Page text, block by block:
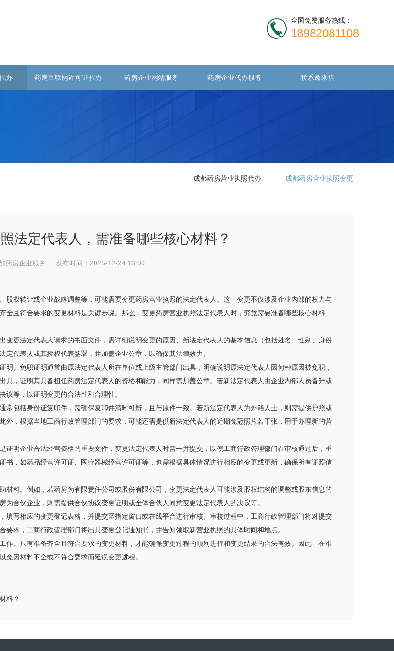
全国免费服务热线：
18982081108
办 药房互联网许可证代办 药房企业网站服务 药房企业代办服务 联系逸来禧
成都药房营业执照代办 成都药房营业执照变更
法定代表人，需准备哪些核心材料？
药房企业服务 发布时间：2025-12-24 16:30
股权转让或企业战略调整等，可能需要变更药房营业执照的法定代表人。这一变更不仅涉及企业内部的权力与
全且符合要求的变更材料是关键步骤。那么，变更药房营业执照法定代表人时，究竟需要准备哪些核心材料
变更法定代表人请求的书面文件，需详细说明变更的原因、新法定代表人的基本信息（包括姓名、性别、身份
代表人或其授权代表签署，并加盖企业公章，以确保其法律效力。
。免职证明通常由原法定代表人所在单位或上级主管部门出具，明确说明原法定代表人因何种原因被免职，
具，证明其具备担任药房法定代表人的资格和能力，同样需加盖公章。若新法定代表人由企业内部人员晋升或
等，以证明变更的合法性和合理性。
常包括身份证复印件，需确保复印件清晰可辨，且与原件一致。若新法定代表人为外籍人士，则需提供护照或
外，根据当地工商行政管理部门的要求，可能还需提供新法定代表人的近期免冠照片若干张，用于办理新的营
证明企业合法经营资格的重要文件，变更法定代表人时需一并提交，以便工商行政管理部门在审核通过后，重
书，如药品经营许可证、医疗器械经营许可证等，也需根据具体情况进行相应的变更或更新，确保所有证照信
材料。例如，若药房为有限责任公司或股份有限公司，变更法定代表人可能涉及股权结构的调整或股东信息的
合伙企业，则需提供合伙协议变更证明或全体合伙人同意变更法定代表人的决议等。
填写相应的变更登记表格，并提交至指定窗口或在线平台进行审核。审核过程中，工商行政管理部门将对提交
求，工商行政管理部门将出具变更登记通知书，并告知领取新营业执照的具体时间和地点。
作。只有准备齐全且符合要求的变更材料，才能确保变更过程的顺利进行和变更结果的合法有效。因此，在准
因材料不全或不符合要求而延误变更进程。
料？